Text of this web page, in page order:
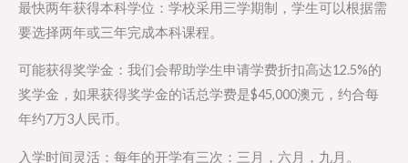
最快两年获得本科学位：学校采用三学期制，学生可以根据需
要选择两年或三年完成本科课程。
可能获得奖学金：我们会帮助学生申请学费折扣高达12.5%的
奖学金，如果获得奖学金的话总学费是$45,000澳元，约合每
年约7万3人民币。
入学时间灵活：每年的开学有三次：三月，六月，九月。